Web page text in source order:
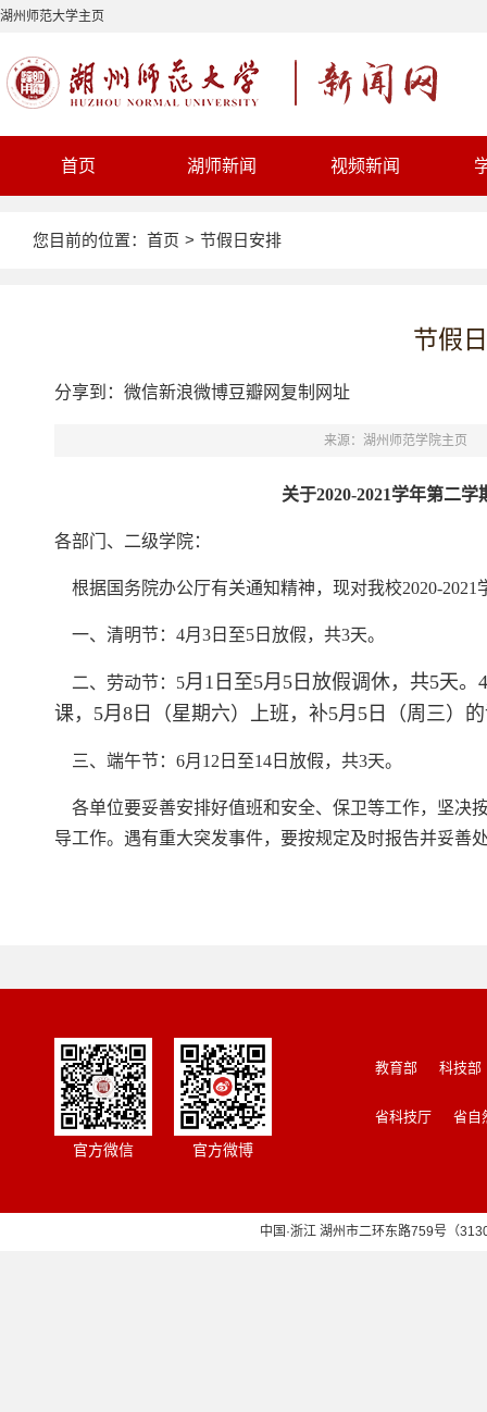
湖州师范大学主页
首页 湖师新闻 视频新闻
您目前的位置： 首页 > 节假日安排
节假
分享到： 微信新浪微博豆瓣网 复制网址
来源：湖州师范学院主页
关于2020-2021学年第二学
各部门、二级学院：
根据国务院办公厅有关通知精神，现对我校2020-
一、清明节：4月3日至5日放假，共3天。
二、劳动节：5月1日至5月5日放假调休，共5天
课，5月8日（星期六）上班，补5月5日（周三）
三、端午节：6月12日至14日放假，共3天。
各单位要妥善安排好值班和安全、保卫等工作，坚决
导工作。遇有重大突发事件，要按规定及时报告并妥善
官方微信 官方微博
教育部 科技部
省科技厅 省自
中国·浙江 湖州市二环东路759号（